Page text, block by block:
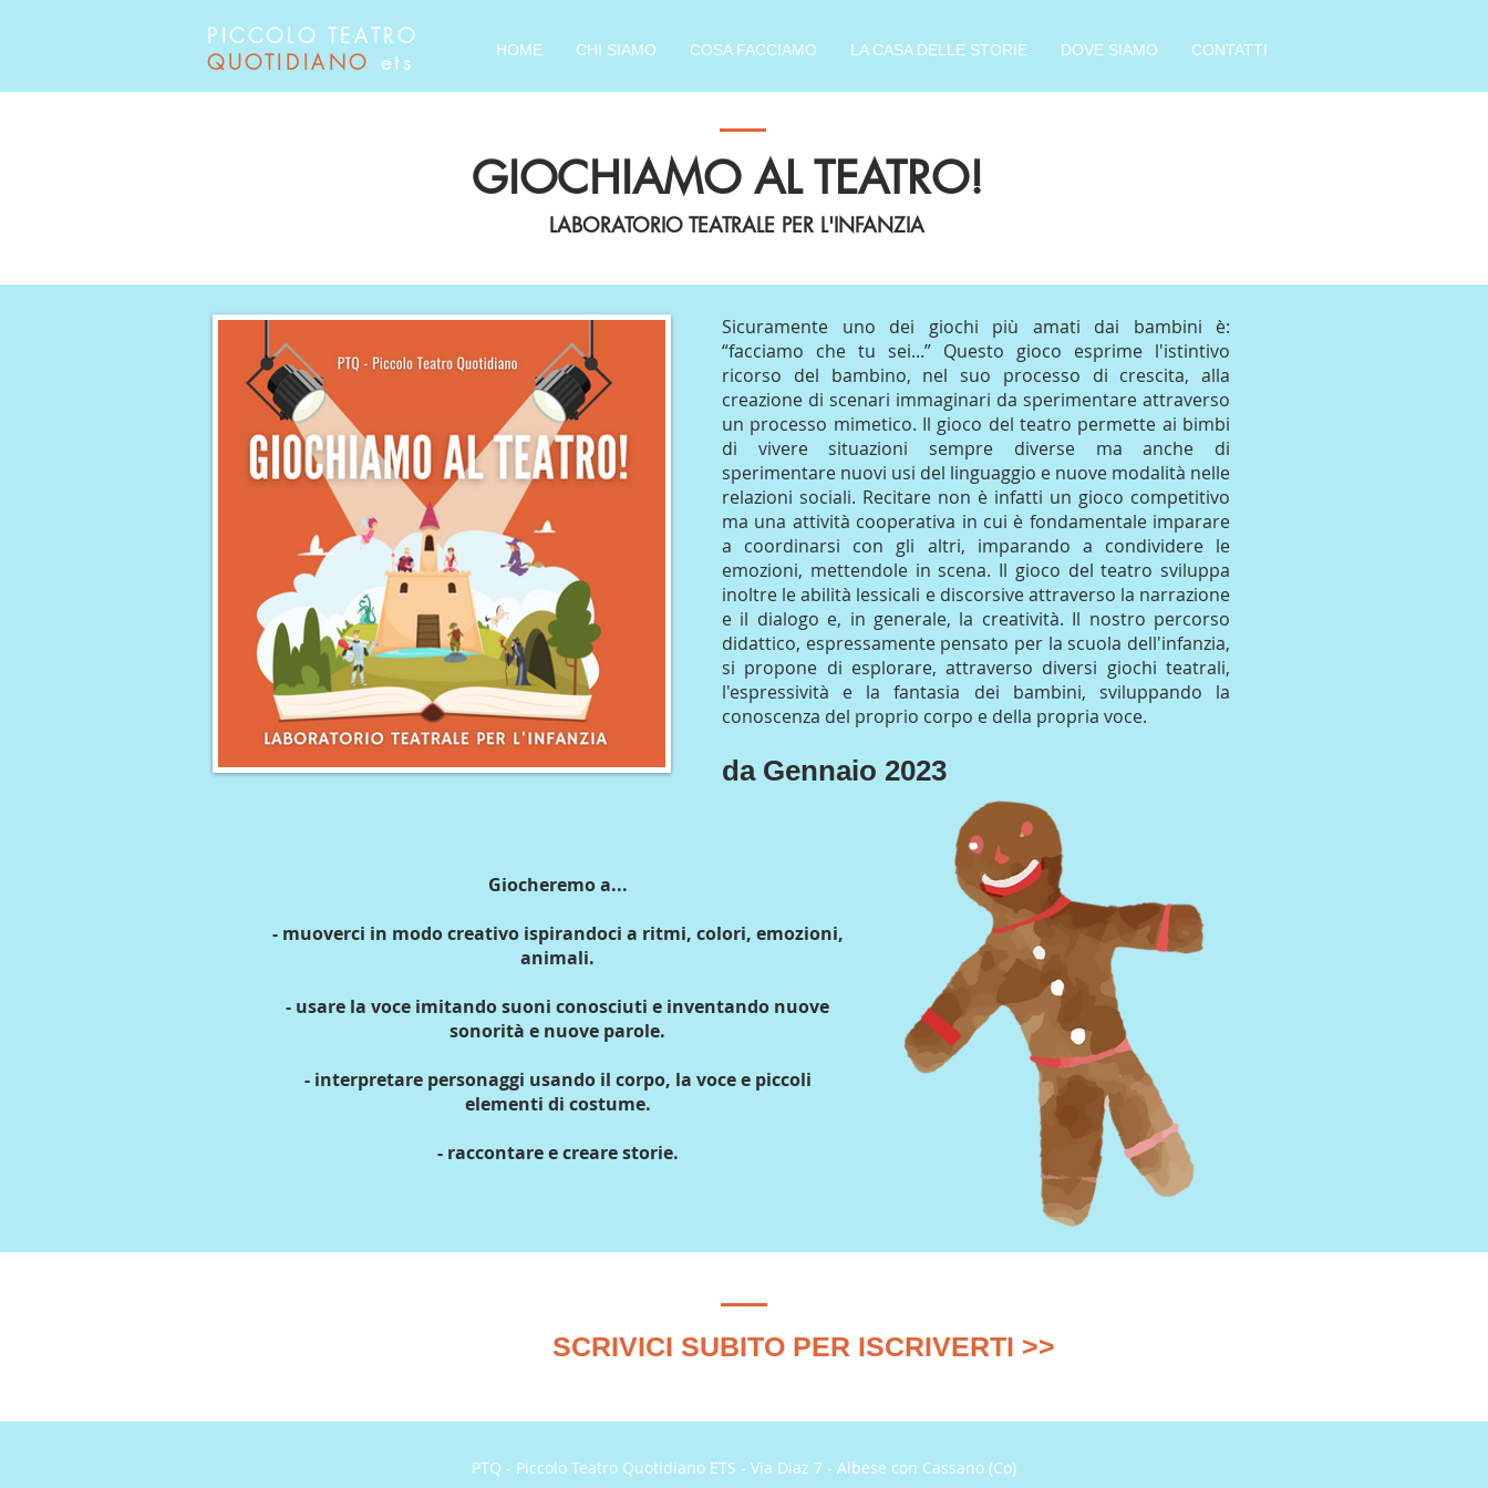
PICCOLO TEATRO
QUOTIDIANO ets HOME CHI SIAMO COSA FACCIAMO LA CASA DELLE STORIE DOVE SIAMO CONTATTI
GIOCHIAMO AL TEATRO!
LABORATORIO TEATRALE PER L'INFANZIA
Sicuramente uno dei giochi più amati dai bambini è:
“facciamo che tu sei...” Questo gioco esprime l'istintivo
ricorso del bambino, nel suo processo di crescita, alla
creazione di scenari immaginari da sperimentare attraverso
un processo mimetico. Il gioco del teatro permette ai bimbi
di vivere situazioni sempre diverse ma anche di
sperimentare nuovi usi del linguaggio e nuove modalità nelle
relazioni sociali. Recitare non è infatti un gioco competitivo
ma una attività cooperativa in cui è fondamentale imparare
a coordinarsi con gli altri, imparando a condividere le
emozioni, mettendole in scena. Il gioco del teatro sviluppa
inoltre le abilità lessicali e discorsive attraverso la narrazione
e il dialogo e, in generale, la creatività. Il nostro percorso
didattico, espressamente pensato per la scuola dell'infanzia,
si propone di esplorare, attraverso diversi giochi teatrali,
l'espressività e la fantasia dei bambini, sviluppando la
conoscenza del proprio corpo e della propria voce.
da Gennaio 2023
Giocheremo a...
- muoverci in modo creativo ispirandoci a ritmi, colori, emozioni,
animali.
- usare la voce imitando suoni conosciuti e inventando nuove
sonorità e nuove parole.
- interpretare personaggi usando il corpo, la voce e piccoli
elementi di costume.
- raccontare e creare storie.
SCRIVICI SUBITO PER ISCRIVERTI >>
PTQ - Piccolo Teatro Quotidiano ETS - Via Diaz 7 - Albese con Cassano (Co)